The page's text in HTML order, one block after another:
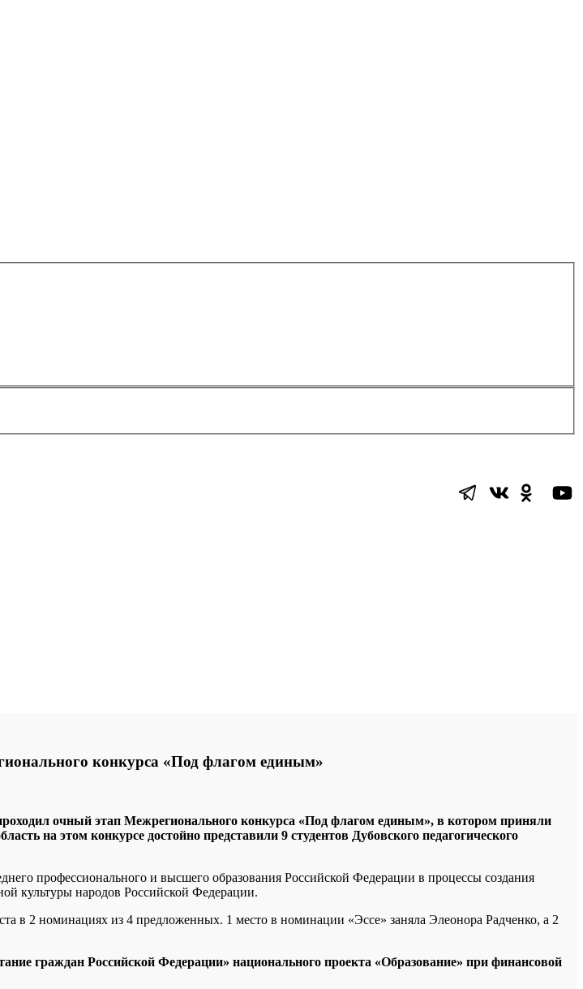
конкурса «Под флагом единым»
очный этап Межрегионального конкурса «Под флагом единым», в котором приняли
на этом конкурсе достойно представили 9 студентов Дубовского педагогического
профессионального и высшего образования Российской Федерации в процессы создания
культуры народов Российской Федерации.
в 2 номинациях из 4 предложенных. 1 место в номинации «Эссе» заняла Элеонора Радченко, а 2
граждан Российской Федерации» национального проекта «Образование» при финансовой